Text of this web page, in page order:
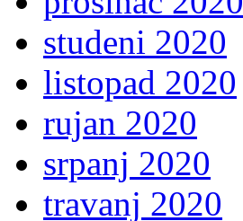
studeni 2020
listopad 2020
rujan 2020
srpanj 2020
travanj 2020